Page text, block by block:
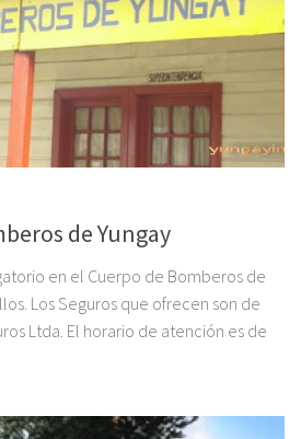
de Yungay
en el Cuerpo de Bomberos de
Los Seguros que ofrecen son de
Ltda. El horario de atención es de